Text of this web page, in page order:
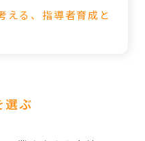
える、指導者育成と
選ぶ